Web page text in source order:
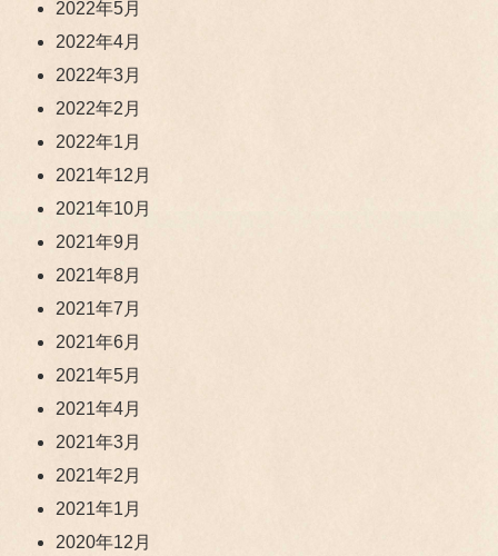
2022年5月
2022年4月
2022年3月
2022年2月
2022年1月
2021年12月
2021年10月
2021年9月
2021年8月
2021年7月
2021年6月
2021年5月
2021年4月
2021年3月
2021年2月
2021年1月
2020年12月